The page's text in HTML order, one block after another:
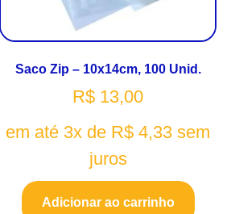
Saco Zip – 10x14cm, 100 Unid.
R$ 13,00
em até 3x de R$ 4,33 sem
juros
Adicionar ao carrinho